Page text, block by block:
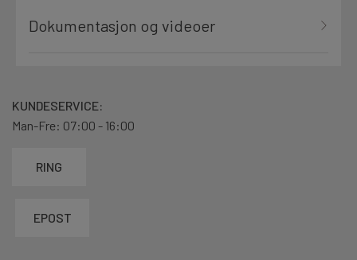
Dokumentasjon og videoer
KUNDESERVICE:
Man-Fre: 07:00 - 16:00
RING
EPOST